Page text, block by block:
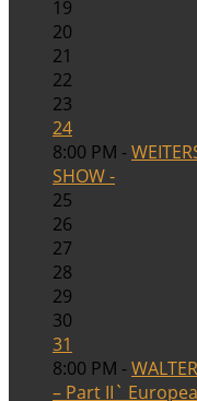
19
20
21
22
23
24
8:00 PM -
SHOW -
25
26
27
28
29
30
31
8:00 PM -
– Part II`